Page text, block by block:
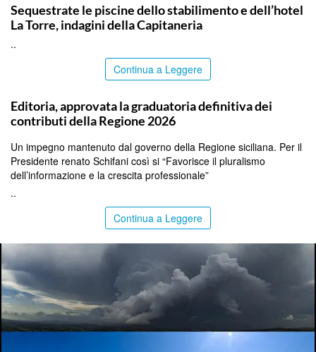
Sequestrate le piscine dello stabilimento e dell’hotel
La Torre, indagini della Capitaneria
..
Continua a Leggere
Editoria, approvata la graduatoria definitiva dei
contributi della Regione 2026
Un impegno mantenuto dal governo della Regione siciliana. Per il
Presidente renato Schifani così si “Favorisce il pluralismo
dell’informazione e la crescita professionale”
..
Continua a Leggere